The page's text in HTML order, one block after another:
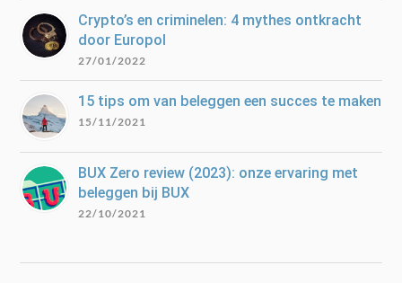
Crypto’s en criminelen: 4 mythes ontkracht
door Europol
27/01/2022
15 tips om van beleggen een succes te maken
15/11/2021
BUX Zero review (2023): onze ervaring met
beleggen bij BUX
22/10/2021